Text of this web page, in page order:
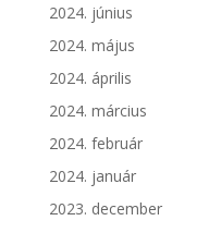
2024. június
2024. május
2024. április
2024. március
2024. február
2024. január
2023. december